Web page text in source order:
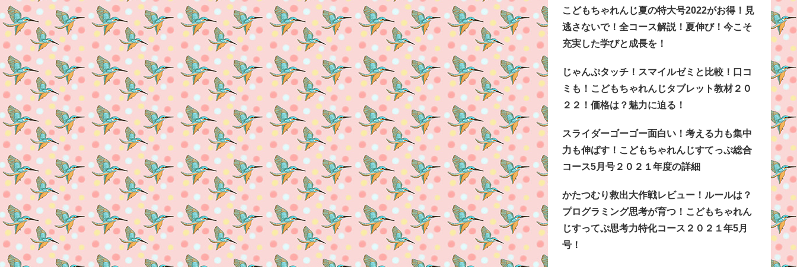
こどもちゃれんじ夏の特大号2022がお得！見
逃さないで！全コース解説！夏伸び！今こそ
充実した学びと成長を！
じゃんぷタッチ！スマイルゼミと比較！口コ
ミも！こどもちゃれんじタブレット教材２０
２２！価格は？魅力に迫る！
スライダーゴーゴー面白い！考える力も集中
力も伸ばす！こどもちゃれんじすてっぷ総合
コース5月号２０２１年度の詳細
かたつむり救出大作戦レビュー！ルールは？
プログラミング思考が育つ！こどもちゃれん
じすってぷ思考力特化コース２０２１年5月
号！